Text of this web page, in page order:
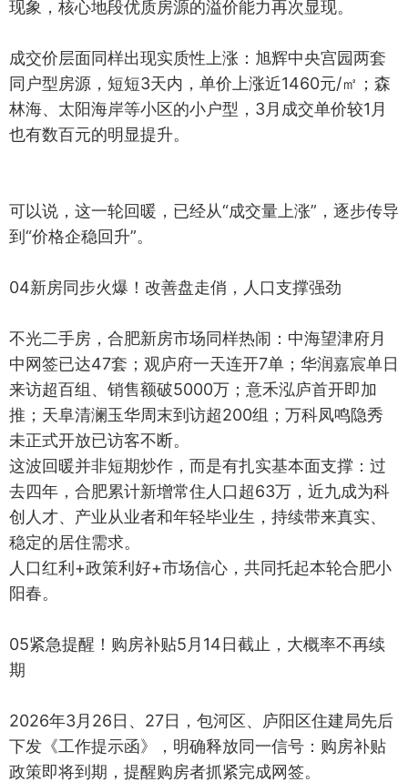
现象，核心地段优质房源的溢价能力再次显现。
成交价层面同样出现实质性上涨：旭辉中央宫园两套
同户型房源，短短3天内，单价上涨近1460元/㎡；森
林海、太阳海岸等小区的小户型，3月成交单价较1月
也有数百元的明显提升。
可以说，这一轮回暖，已经从“成交量上涨”，逐步传导
到“价格企稳回升”。
04新房同步火爆！改善盘走俏，人口支撑强劲
不光二手房，合肥新房市场同样热闹：中海望津府月
中网签已达47套；观庐府一天连开7单；华润嘉宸单日
来访超百组、销售额破5000万；意禾泓庐首开即加
推；天阜清澜玉华周末到访超200组；万科凤鸣隐秀
未正式开放已访客不断。
这波回暖并非短期炒作，而是有扎实基本面支撑：过
去四年，合肥累计新增常住人口超63万，近九成为科
创人才、产业从业者和年轻毕业生，持续带来真实、
稳定的居住需求。
人口红利+政策利好+市场信心，共同托起本轮合肥小
阳春。
05紧急提醒！购房补贴5月14日截止，大概率不再续
期
2026年3月26日、27日，包河区、庐阳区住建局先后
下发《工作提示函》，明确释放同一信号：购房补贴
政策即将到期，提醒购房者抓紧完成网签。